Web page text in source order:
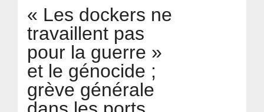
« Les dockers ne
travaillent pas
pour la guerre »
et le génocide ;
grève générale